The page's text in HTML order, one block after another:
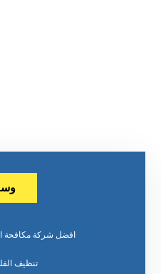
افضل شركة مكافحة
تنظيف